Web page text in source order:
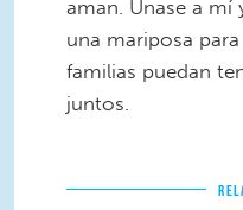
aman. Únase a mí
una mariposa
familias puedan
juntos.